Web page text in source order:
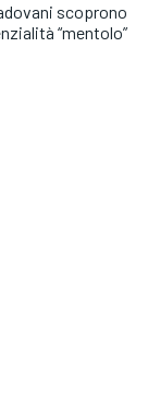
scoprono
“mentolo”